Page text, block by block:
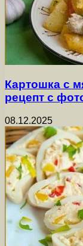
Картошка с
рецепт с
08.12.2025